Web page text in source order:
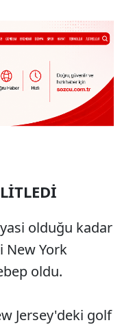
olduğu kadar
New York
oldu.
Jersey'deki golf